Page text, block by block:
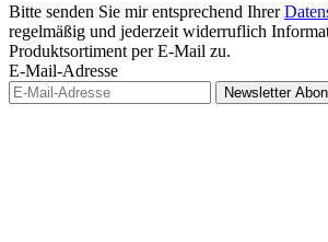
Bitte senden Sie mir entsprechend Ihrer
regelmäßig und jederzeit widerruflich
Produktsortiment per E-Mail zu.
E-Mail-Adresse
Newsletter